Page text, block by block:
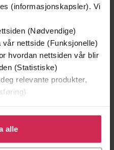
(informasjonskapsler). Vi
(Nødvendige)
nettside (Funksjonelle)
hvordan nettsiden vår blir
(Statistiske)
relevante produkter,
oss ditt samtykke til å
Du kan også
formål ved å klikke
alle
349,-